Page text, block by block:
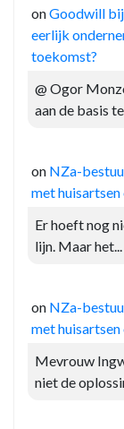
onGoodwill
eerlijk
toekomst?
@ Ogor
aan de basis
on NZa-
met
Er hoeft nog
lijn. Maar het...
on NZa-
met
Mevrouw
niet de